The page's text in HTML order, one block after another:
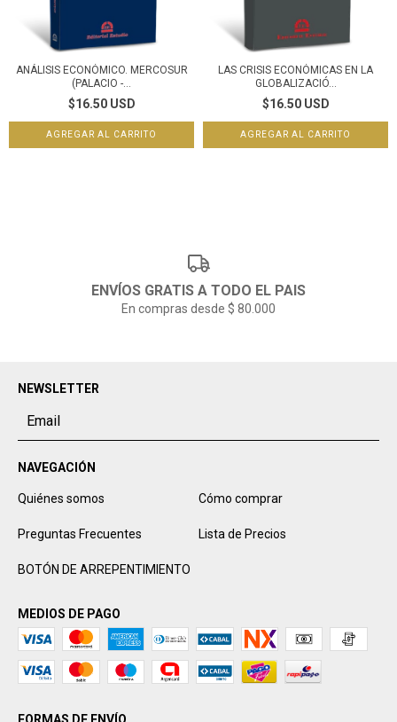
ANÁLISIS ECONÓMICO. MERCOSUR
(PALACIO -...
$16.50 USD
LAS CRISIS ECONÓMICAS EN LA
GLOBALIZACIÓ...
$16.50 USD
ENVÍOS GRATIS A TODO EL PAIS
En compras desde $ 80.000
NEWSLETTER
NAVEGACIÓN
Quiénes somos Cómo comprar
Preguntas Frecuentes Lista de Precios
BOTÓN DE ARREPENTIMIENTO
MEDIOS DE PAGO
FORMAS DE ENVÍO